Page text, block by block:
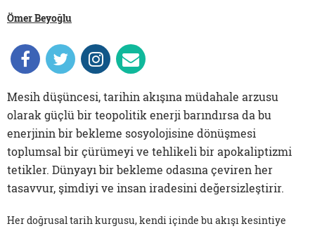
Ömer Beyoğlu
Mesih düşüncesi, tarihin akışına müdahale arzusu
olarak güçlü bir teopolitik enerji barındırsa da bu
enerjinin bir bekleme sosyolojisine dönüşmesi
toplumsal bir çürümeyi ve tehlikeli bir apokaliptizmi
tetikler. Dünyayı bir bekleme odasına çeviren her
tasavvur, şimdiyi ve insan iradesini değersizleştirir.
Her doğrusal tarih kurgusu, kendi içinde bu akışı kesintiye